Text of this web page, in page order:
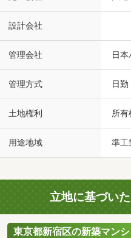
設計会社
管理会社 日
管理方式 日勤
土地権利 所有
用途地域 準工
立地に基づい
東京都新宿区の新築マン